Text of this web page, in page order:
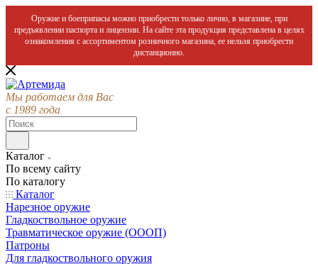
Оружие и боеприпасы можно приобрести только лично, в магазине, при
предъявлении паспорта и лицензии. На сайте эта продукция представлена в целях
ознакомления с ассортиментом розничного магазина, ее нельзя приобрести
дистанционно.
Мы работаем для Вас
с 1989 года
Каталог
По всему сайту
По каталогу
Каталог
Нарезное оружие
Гладкоствольное оружие
Травматическое оружие (ОООП)
Патроны
Для гладкоствольного оружия